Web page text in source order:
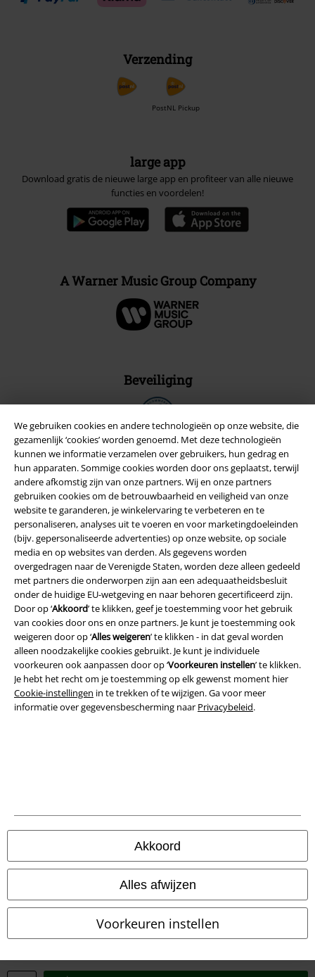
We gebruiken cookies en andere technologieën op onze website, die
gezamenlijk ‘cookies’ worden genoemd. Met deze technologieën
kunnen we informatie verzamelen over gebruikers, hun gedrag en
hun apparaten. Sommige cookies worden door ons geplaatst, terwijl
andere afkomstig zijn van onze partners. Wij en onze partners
gebruiken cookies om de betrouwbaarheid en veiligheid van onze
website te garanderen, je winkelervaring te verbeteren en te
personaliseren, analyses uit te voeren en voor marketingdoeleinden
(bijv. gepersonaliseerde advertenties) op onze website, op sociale
media en op websites van derden. Als gegevens worden
overgedragen naar de Verenigde Staten, worden deze alleen gedeeld
met partners die onderworpen zijn aan een adequaatheidsbesluit
onder de huidige EU-wetgeving en naar behoren gecertificeerd zijn.
Door op ‘Akkoord’ te klikken, geef je toestemming voor het gebruik
van cookies door ons en onze partners. Je kunt je toestemming ook
weigeren door op ‘Alles weigeren’ te klikken - in dat geval worden
alleen noodzakelijke cookies gebruikt. Je kunt je individuele
voorkeuren ook aanpassen door op ‘Voorkeuren instellen’ te klikken.
Je hebt het recht om je toestemming op elk gewenst moment hier
Cookie-instellingen in te trekken of te wijzigen. Ga voor meer
informatie over gegevensbescherming naar Privacybeleid.
Akkoord
Alles afwijzen
Voorkeuren instellen
Verzending
PostNL Pickup
large app
Download gratis de nieuwe large app en profiteer van alle nieuwe
functies en voordelen!
A Warner Music Group Company
Beveiliging
Legal
Algemene Voorwaarden
Bedrijfsgegevens
Privacyverklaring
Verklaring van conformiteit
Alle prijzen incl.wettelijke BTW
© 1986-2026 Large Popmerchandising BV
Onze online shops